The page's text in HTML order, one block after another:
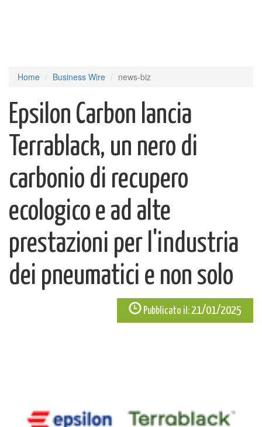
Home Business Wire news-biz
Epsilon Carbon lancia
Terrablack, un nero di
carbonio di recupero
ecologico e ad alte
prestazioni per l'industria
dei pneumatici e non solo
Pubblicato il:21/01/2025